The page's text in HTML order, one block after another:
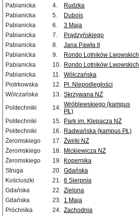
Pabianicka
4. Rudzka
Pabianicka
5. Dubois
Pabianicka
6. 3 Maja
Pabianicka
7. Prądzyńskiego
Pabianicka
8. Jana Pawła II
Pabianicka
9. Rondo Lotników Lwowskich
Pabianicka
10. Rondo Lotników Lwowskich
Pabianicka
11. Wólczańska
Piotrkowska
12. Pl. Niepodległości
Wólczańska
13. Skrzywana NŻ
Politechniki
14. Wróblewskiego (kampus
PŁ)
Politechniki 15. Park im. Klepacza NŻ
Politechniki
16. Radwańska (kampus PŁ)
Żeromskiego
17. Żwirki NŻ
Żeromskiego
18. Mickiewicza NŻ
Żeromskiego
19. Kopernika
Struga
20. Gdańska
Kościuszki
21. 6 Sierpnia
Gdańska
22. Zielona
Gdańska
23. 1 Maja
Próchnika
24. Zachodnia